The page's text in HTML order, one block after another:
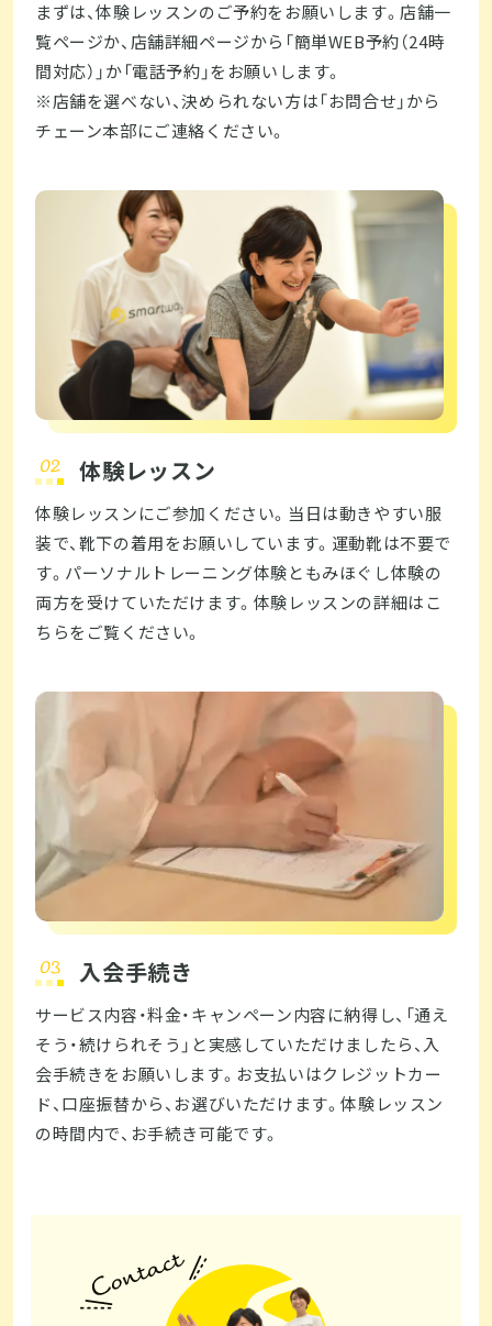
まずは、体験レッスンのご予約をお願いします。店舗一
覧ページか、店舗詳細ページから「簡単WEB予約（24時
間対応）」か「電話予約」をお願いします。
※店舗を選べない、決められない方は「お問合せ」から
チェーン本部にご連絡ください。
体験レッスン
体験レッスンにご参加ください。当日は動きやすい服
装で、靴下の着用をお願いしています。運動靴は不要で
す。パーソナルトレーニング体験ともみほぐし体験の
両方を受けていただけます。体験レッスンの詳細はこ
ちらをご覧ください。
入会手続き
サービス内容・料金・キャンペーン内容に納得し、「通え
そう・続けられそう」と実感していただけましたら、入
会手続きをお願いします。お支払いはクレジットカー
ド、口座振替から、お選びいただけます。体験レッスン
の時間内で、お手続き可能です。